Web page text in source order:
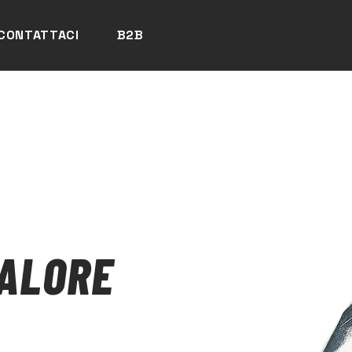
B2B